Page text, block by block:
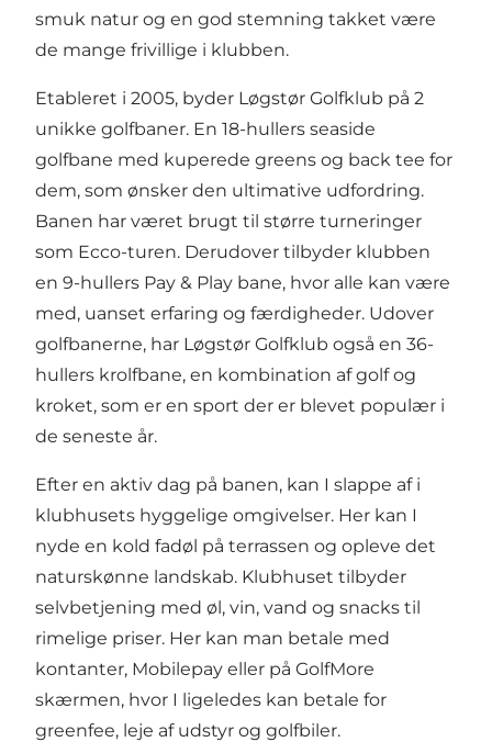
smuk natur og en god stemning takket være
de mange frivillige i klubben.
Etableret i 2005, byder Løgstør Golfklub på 2
unikke golfbaner. En 18-hullers seaside
golfbane med kuperede greens og back tee for
dem, som ønsker den ultimative udfordring.
Banen har været brugt til større turneringer
som Ecco-turen. Derudover tilbyder klubben
en 9-hullers Pay & Play bane, hvor alle kan være
med, uanset erfaring og færdigheder. Udover
golfbanerne, har Løgstør Golfklub også en 36-
hullers krolfbane, en kombination af golf og
kroket, som er en sport der er blevet populær i
de seneste år.
Efter en aktiv dag på banen, kan I slappe af i
klubhusets hyggelige omgivelser. Her kan I
nyde en kold fadøl på terrassen og opleve det
naturskønne landskab. Klubhuset tilbyder
selvbetjening med øl, vin, vand og snacks til
rimelige priser. Her kan man betale med
kontanter, Mobilepay eller på GolfMore
skærmen, hvor I ligeledes kan betale for
greenfee, leje af udstyr og golfbiler.